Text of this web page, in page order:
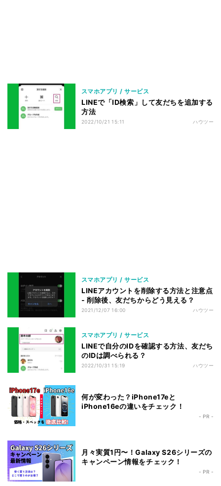
スマホアプリ / サービス
LINEで「ID検索」して友だちを追加する
方法
2022/10/21 15:11 ハウツー
スマホアプリ / サービス
LINEアカウントを削除する方法と注意点
- 削除後、友だちからどう見える？
2021/12/07 16:00 ハウツー
スマホアプリ / サービス
LINEで自分のIDを確認する方法、友だち
のIDは調べられる？
2022/10/31 15:19 ハウツー
何が変わった？iPhone17eと
iPhone16eの違いをチェック！
- PR -
月々実質1円〜！Galaxy S26シリーズの
キャンペーン情報をチェック！
- PR -